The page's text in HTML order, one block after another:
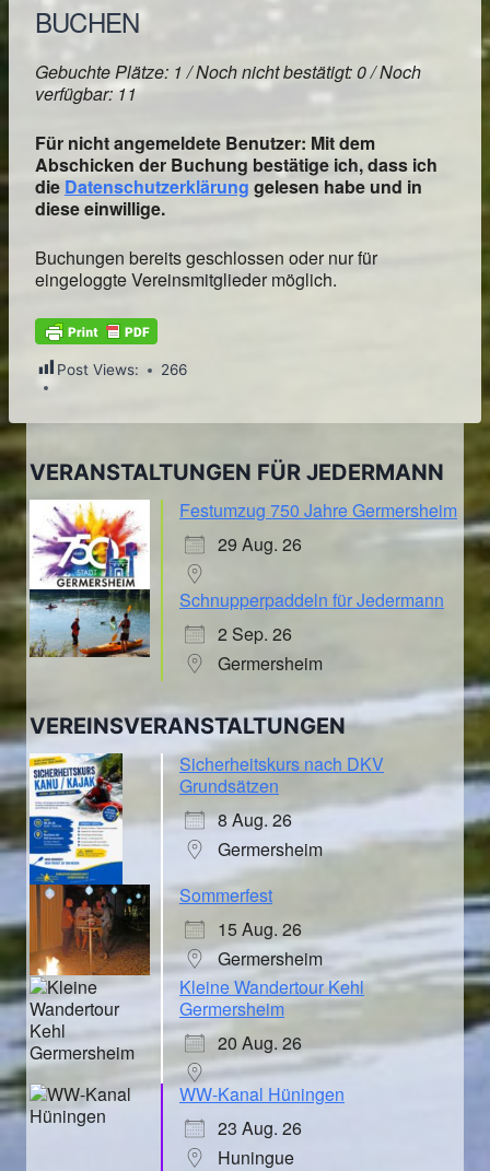
BUCHEN
Gebuchte Plätze: 1 / Noch nicht bestätigt: 0 / Noch
verfügbar: 11
Für nicht angemeldete Benutzer: Mit dem
Abschicken der Buchung bestätige ich, dass ich
die Datenschutzerklärung gelesen habe und in
diese einwillige.
Buchungen bereits geschlossen oder nur für
eingeloggte Vereinsmitglieder möglich.
Post Views: 266
VERANSTALTUNGEN FÜR JEDERMANN
Festumzug 750 Jahre Germersheim
29 Aug. 26
Schnupperpaddeln für Jedermann
2 Sep. 26
Germersheim
VEREINSVERANSTALTUNGEN
Sicherheitskurs nach DKV
Grundsätzen
8 Aug. 26
Germersheim
Sommerfest
15 Aug. 26
Germersheim
Kleine Wandertour Kehl
Germersheim
20 Aug. 26
WW-Kanal Hüningen
23 Aug. 26
Huningue